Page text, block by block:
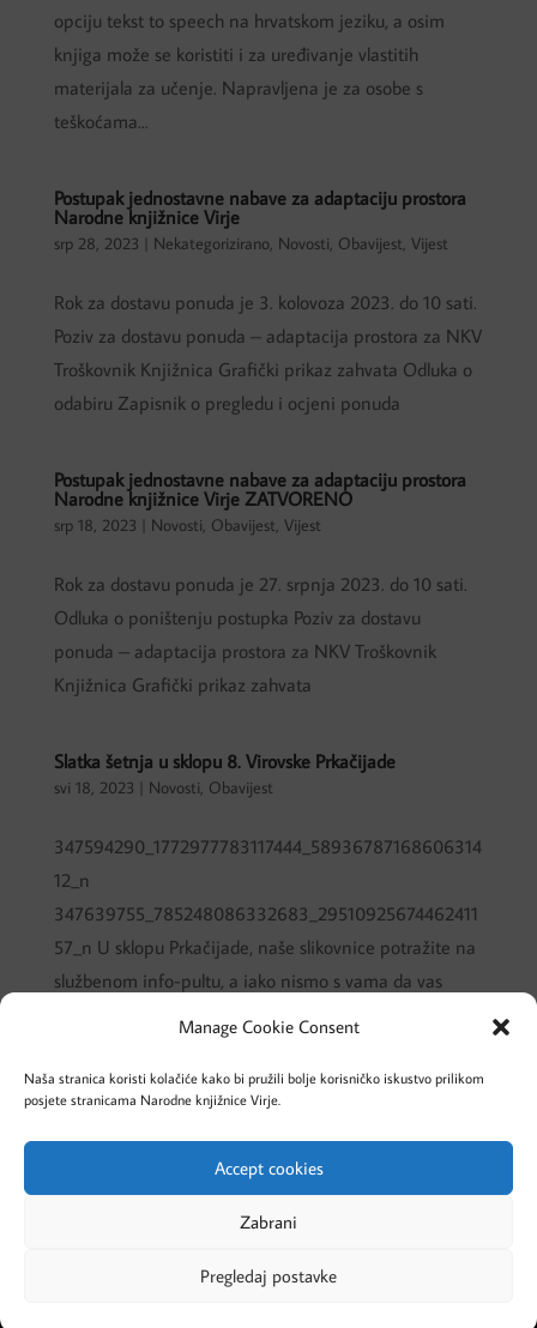
Manage Cookie Consent
Naša stranica koristi kolačiće kako bi pružili bolje korisničko iskustvo prilikom
posjete stranicama Narodne knjižnice Virje.
Accept cookies
Zabrani
Pregledaj postavke
opciju tekst to speech na hrvatskom jeziku, a osim
knjiga može se koristiti i za uređivanje vlastitih
materijala za učenje. Napravljena je za osobe s
teškoćama...
Postupak jednostavne nabave za adaptaciju prostora
Narodne knjižnice Virje
srp 28, 2023 Nekategorizirano, Novosti, Obavijest, Vijest
Rok za dostavu ponuda je 3. kolovoza 2023. do 10 sati.
Poziv za dostavu ponuda – adaptacija prostora za NKV
Troškovnik Knjižnica Grafički prikaz zahvata Odluka o
odabiru Zapisnik o pregledu i ocjeni ponuda
Postupak jednostavne nabave za adaptaciju prostora
Narodne knjižnice Virje ZATVORENO
srp 18, 2023 Novosti, Obavijest, Vijest
Rok za dostavu ponuda je 27. srpnja 2023. do 10 sati.
Odluka o poništenju postupka Poziv za dostavu
ponuda – adaptacija prostora za NKV Troškovnik
Knjižnica Grafički prikaz zahvata
Slatka šetnja u sklopu 8. Virovske Prkačijade
svi 18, 2023 Novosti, Obavijest
347594290_1772977783117444_58936787168606314
12_n
347639755_785248086332683_29510925674462411
57_n U sklopu Prkačijade, naše slikovnice potražite na
službenom info-pultu, a iako nismo s vama da vas
vodimo u Slatku šetnju, nemojte propustiti priliku da